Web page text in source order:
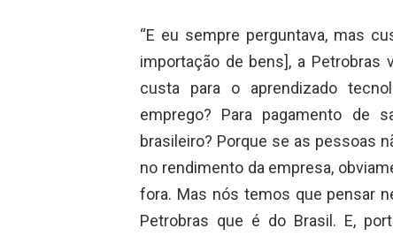
“E eu sempre perguntava, mas
importação de bens], a Petrobras
custa para o aprendizado
emprego? Para pagamento de
brasileiro? Porque se as pessoas
no rendimento da empresa,
fora. Mas nós temos que pensar
Petrobras que é do Brasil. E,